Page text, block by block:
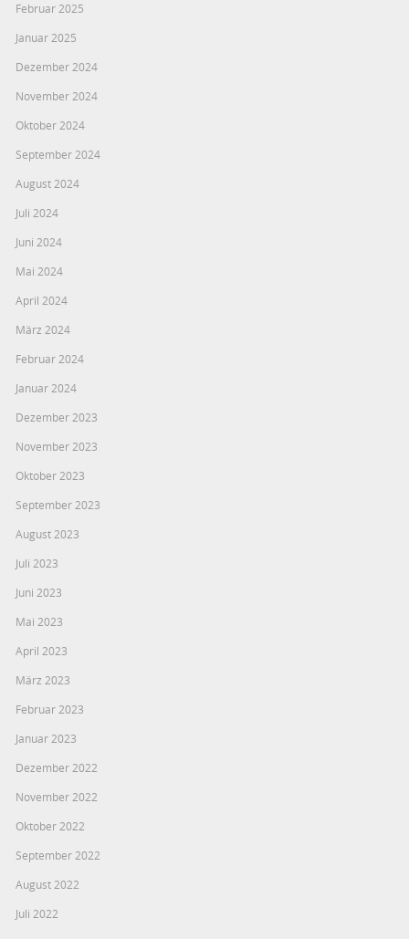
Februar 2025
Januar 2025
Dezember 2024
November 2024
Oktober 2024
September 2024
August 2024
Juli 2024
Juni 2024
Mai 2024
April 2024
März 2024
Februar 2024
Januar 2024
Dezember 2023
November 2023
Oktober 2023
September 2023
August 2023
Juli 2023
Juni 2023
Mai 2023
April 2023
März 2023
Februar 2023
Januar 2023
Dezember 2022
November 2022
Oktober 2022
September 2022
August 2022
Juli 2022